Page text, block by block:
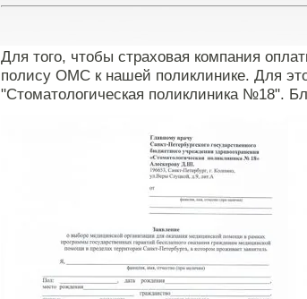
Для того, чтобы страховая компания
полису ОМС к нашей поликлинике. Для
"Стоматологическая поликлиника №18".